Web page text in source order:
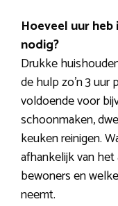
Hoeveel uur
nodig?
Drukke
de hulp zo’n 3 uur
voldoende voor
schoonmaken,
keuken reinigen.
afhankelijk van
bewoners en
neemt.